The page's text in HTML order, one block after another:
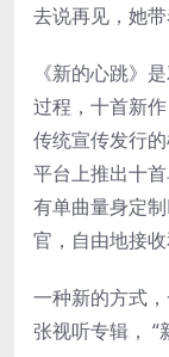
去说再见，她
《新的心跳》
过程，十首新
传统宣传发行
平台上推出十
有单曲量身定
官，自由地接收
一种新的方式
张视听专辑， “